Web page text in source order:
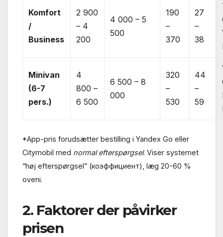
Komfort
/
Business
2 900
– 4
200
4 000 – 5
500
190
–
370
27
–
38
Minivan
(6-7
pers.)
4
800 –
6 500
6 500 – 8
000
320
–
530
44
–
59
*App-pris forudsætter bestilling i Yandex Go eller
Citymobil med normal efterspørgsel. Viser systemet
“høj efterspørgsel” (кoэффициент), læg 20-60 %
oveni.
2. Faktorer der påvirker
prisen